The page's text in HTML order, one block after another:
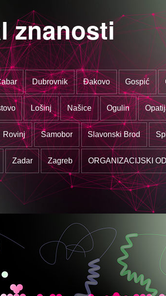
znanosti
Dubrovnik Đakovo Gospić
Lošinj Našice Ogulin
Rovinj Samobor Slavonski Brod
Zadar Zagreb ORGANIZACIJSKI